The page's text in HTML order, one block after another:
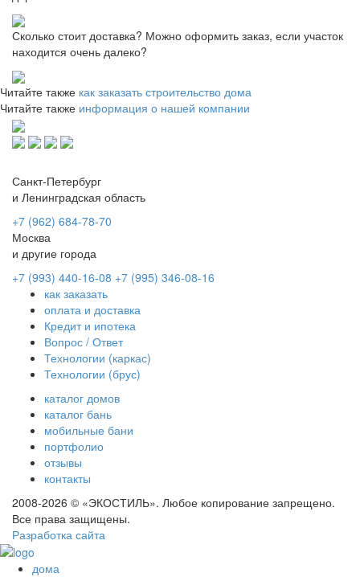
Сколько стоит доставка? Можно оформить заказ, если участок
находится очень далеко?
Читайте также как заказать строительство дома
Читайте также информация о нашей компании
Санкт-Петербург
и Ленинградская область
+7 (962) 684-78-70
Москва
и другие города
+7 (993) 440-16-08 +7 (995) 346-08-16
как заказать
оплата и доставка
Кредит и ипотека
Вопрос / Ответ
Технологии (каркас)
Технологии (брус)
каталог домов
каталог бань
мобильные бани
портфолио
отзывы
контакты
2008-2026 © «ЭКОСТИЛЬ». Любое копирование запрещено.
Все права защищены.
Разработка сайта
дома